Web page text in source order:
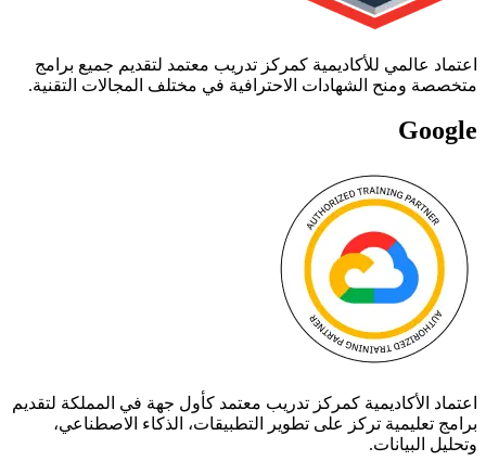
اعتماد عالمي للأكاديمية كمركز تدريب معتمد لتقديم جميع برامج
متخصصة ومنح الشهادات الاحترافية في مختلف المجالات التقنية.
Google
اعتماد الأكاديمية كمركز تدريب معتمد كأول جهة في المملكة لتقديم
برامج تعليمية تركز على تطوير التطبيقات، الذكاء الاصطناعي،
وتحليل البيانات.